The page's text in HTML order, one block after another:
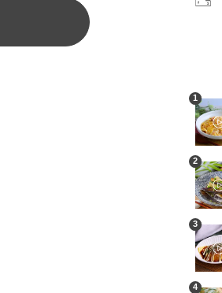
1
2
3
4